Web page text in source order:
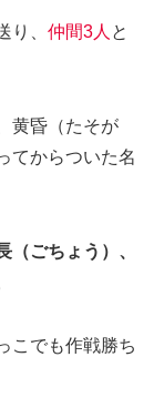
り、 仲間3人 と
黄昏（たそが
てからついた名
（ごちょう）、
こでも作戦勝ち